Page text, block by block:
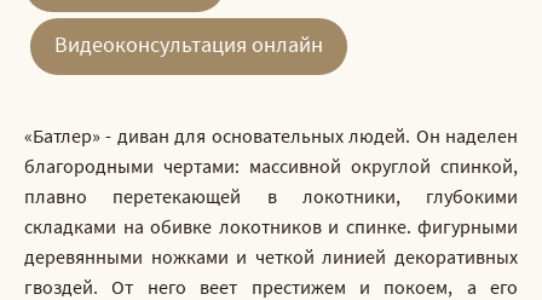
Видеоконсультация онлайн
«Батлер» - диван для основательных людей. Он наделен
благородными чертами: массивной округлой спинкой,
плавно перетекающей в локотники, глубокими
складками на обивке локотников и спинке. фигурными
деревянными ножками и четкой линией декоративных
гвоздей. От него веет престижем и покоем, а его